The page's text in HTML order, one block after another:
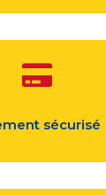

sécurisé